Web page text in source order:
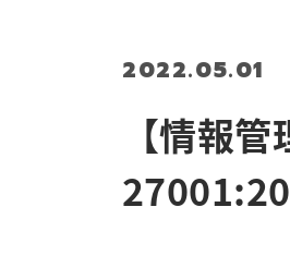
【情報
2022.05.01